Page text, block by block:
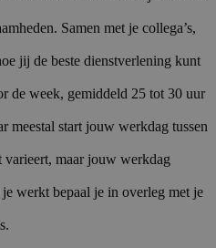
Samen met je collega’s,
jij de beste dienstverlening kunt
de week, gemiddeld 25 tot 30 uur
meestal start jouw werkdag tussen
maar jouw werkdag
werkt bepaal je in overleg met je